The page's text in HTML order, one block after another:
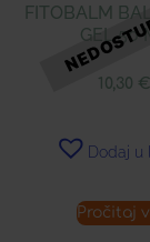
FITOBALM
GEL 50
10,30 €
Dodaj u
Pročitaj